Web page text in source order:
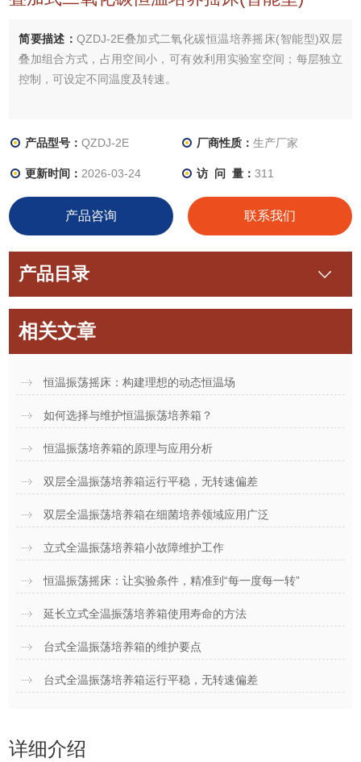
简要描述：QZDJ-2E叠加式二氧化碳恒温培养摇床(智能型)双层
叠加组合方式，占用空间小，可有效利用实验室空间；每层独立
控制，可设定不同温度及转速。
产品型号：QZDJ-2E 厂商性质： 生产厂家
更新时间： 2026-03-24 访 问 量： 311
产品咨询 联系我们
产品目录
相关文章
恒温振荡摇床：构建理想的动态恒温场
如何选择与维护恒温振荡培养箱？
恒温振荡培养箱的原理与应用分析
双层全温振荡培养箱运行平稳，无转速偏差
双层全温振荡培养箱在细菌培养领域应用广泛
立式全温振荡培养箱小故障维护工作
恒温振荡摇床：让实验条件，精准到“每一度每一转”
延长立式全温振荡培养箱使用寿命的方法
台式全温振荡培养箱的维护要点
台式全温振荡培养箱运行平稳，无转速偏差
详细介绍